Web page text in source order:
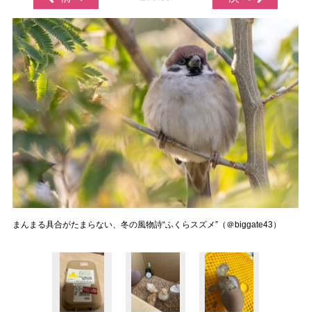
まんまる具合がたまらない、冬の風物詩“ふくらスズメ”（＠biggate43）